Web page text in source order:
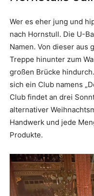
Wer es eher jung und
nach Hornstull. Die U-
Namen. Von dieser aus
Treppe hinunter zum
großen Brücke
sich ein Club namens
Club findet an drei
alternativer
Handwerk und jede
Produkte.